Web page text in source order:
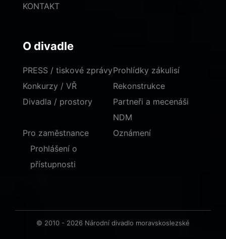
KONTAKT
O divadle
PRESS / tiskové zprávy
Konkurzy / VŘ
Divadla / prostory
Prohlídky zákulisí
Rekonstrukce
Partneři a mecenáši
NDM
Pro zaměstnance
Oznámení
Prohlášení o
přístupnosti
© 2010 - 2026 Národní divadlo moravskoslezské